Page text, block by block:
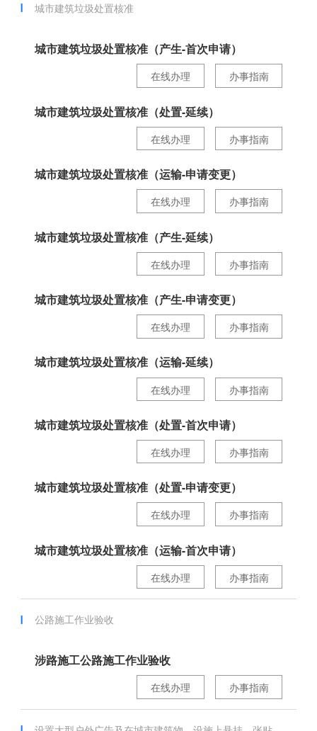
城市建筑垃圾处置核准
城市建筑垃圾处置核准（产生-首次申请）
办事指南
在线办理
城市建筑垃圾处置核准（处置-延续）
办事指南
在线办理
城市建筑垃圾处置核准（运输-申请变更）
办事指南
在线办理
城市建筑垃圾处置核准（产生-延续）
办事指南
在线办理
城市建筑垃圾处置核准（产生-申请变更）
办事指南
在线办理
城市建筑垃圾处置核准（运输-延续）
办事指南
在线办理
城市建筑垃圾处置核准（处置-首次申请）
办事指南
在线办理
城市建筑垃圾处置核准（处置-申请变更）
办事指南
在线办理
城市建筑垃圾处置核准（运输-首次申请）
办事指南
在线办理
公路施工作业验收
涉路施工公路施工作业验收
办事指南
在线办理